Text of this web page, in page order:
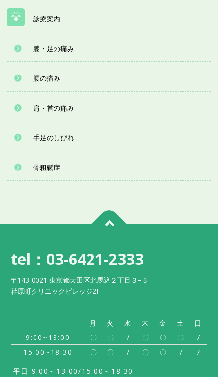
診療案内
膝・足の痛み
腰の痛み
肩・首の痛み
手足のしびれ
骨粗鬆症
tel：03-6421-2333
〒143-0021 東京都大田区北馬込２丁目３−５
荏原町クリニックビレッジ2F
月 火 水 木 金 土
日
9:00~13:00
〇 〇 / 〇 〇 〇
/
15:00~18:30
〇 〇 / 〇 〇 / /
平日 9:00～13:00/15:00～18:30